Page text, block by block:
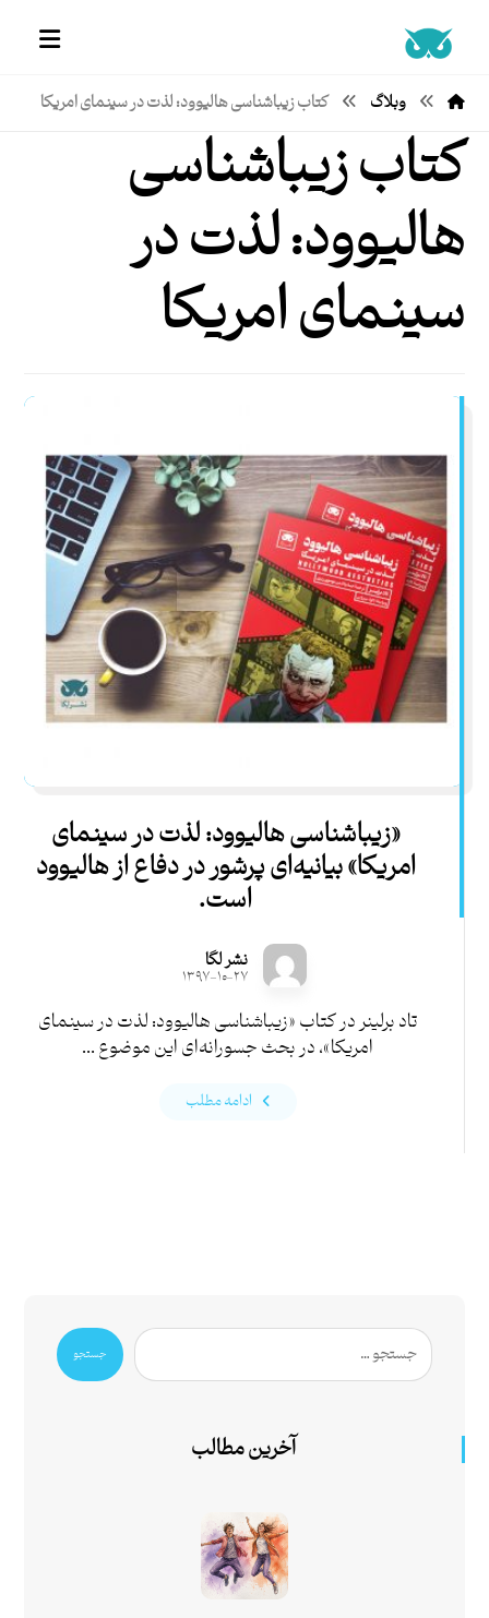
وبلاگ کتاب زیباشناسی هالیوود: لذت در سینمای امریکا
کتاب زیباشناسی
هالیوود: لذت در
سینمای امریکا
«زیباشناسی هالیوود: لذت در سینمای
امریکا» بیانیه‌ای پرشور در دفاع از هالیوود
است.
نشر لگا
۱۳۹۷-۱۰-۲۷
تاد برلینر در کتاب «زیباشناسی هالیوود: لذت در سینمای
امریکا»، در بحث جسورانه‌ای این موضوع ...
ادامه مطلب
جستجو
آخرین مطالب